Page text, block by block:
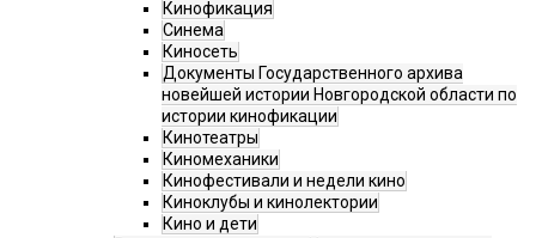
Кинофикация
Синема
Киносеть
Документы Государственного архива
новейшей истории Новгородской области по
истории кинофикации
Кинотеатры
Киномеханики
Кинофестивали и недели кино
Киноклубы и кинолектории
Кино и дети